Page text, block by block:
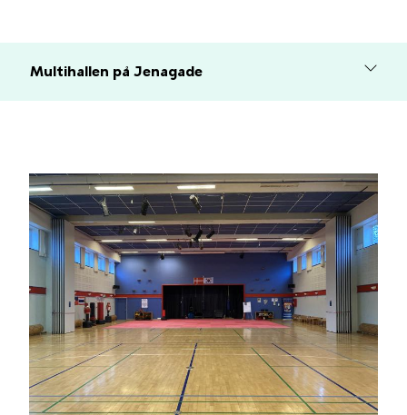
Multihallen på Jenagade
Billede